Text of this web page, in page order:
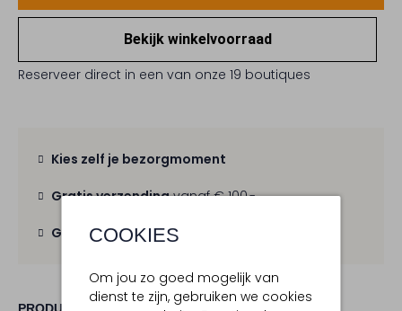
COOKIES
Om jou zo goed mogelijk van
dienst te zijn, gebruiken we cookies
Bekijk winkelvoorraad
Reserveer direct in een van onze 19 boutiques
Kies zelf je bezorgmoment
Gratis verzendingvanaf € 100,-
Gratis retourbinnen 30 dagen
PRODUCT INFORMATIE